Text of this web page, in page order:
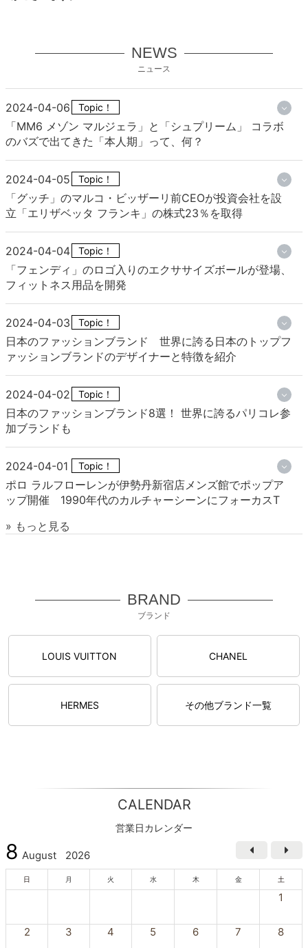
NEWS
ニュース
2024-04-06 Topic！
「MM6 メゾン マルジェラ」と「シュプリーム」 コラボ
のバズで出てきた「本人期」って、何？
2024-04-05 Topic！
「グッチ」のマルコ・ビッザーリ前CEOが投資会社を設
立「エリザベッタ フランキ」の株式23％を取得
2024-04-04 Topic！
「フェンディ」のロゴ入りのエクササイズボールが登場、
フィットネス用品を開発
2024-04-03 Topic！
日本のファッションブランド 世界に誇る日本のトップフ
ァッションブランドのデザイナーと特徴を紹介
2024-04-02 Topic！
日本のファッションブランド8選！ 世界に誇るパリコレ参
加ブランドも
2024-04-01 Topic！
ポロ ラルフローレンが伊勢丹新宿店メンズ館でポップア
ップ開催 1990年代のカルチャーシーンにフォーカスT
» もっと見る
BRAND
ブランド
LOUIS VUITTON CHANEL
HERMES その他ブランド一覧
CALENDAR
営業日カレンダー
8 August 2026
日 月 火 水 木 金 土
1
2 3 4 5 6 7 8